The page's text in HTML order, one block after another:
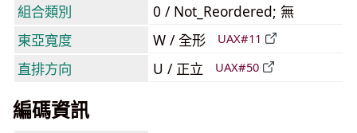
組合類別
0 / Not_Reordered; 無
東亞寬度
W / 全形 UAX#11
直排方向 U / 正立 UAX#50
編碼資訊